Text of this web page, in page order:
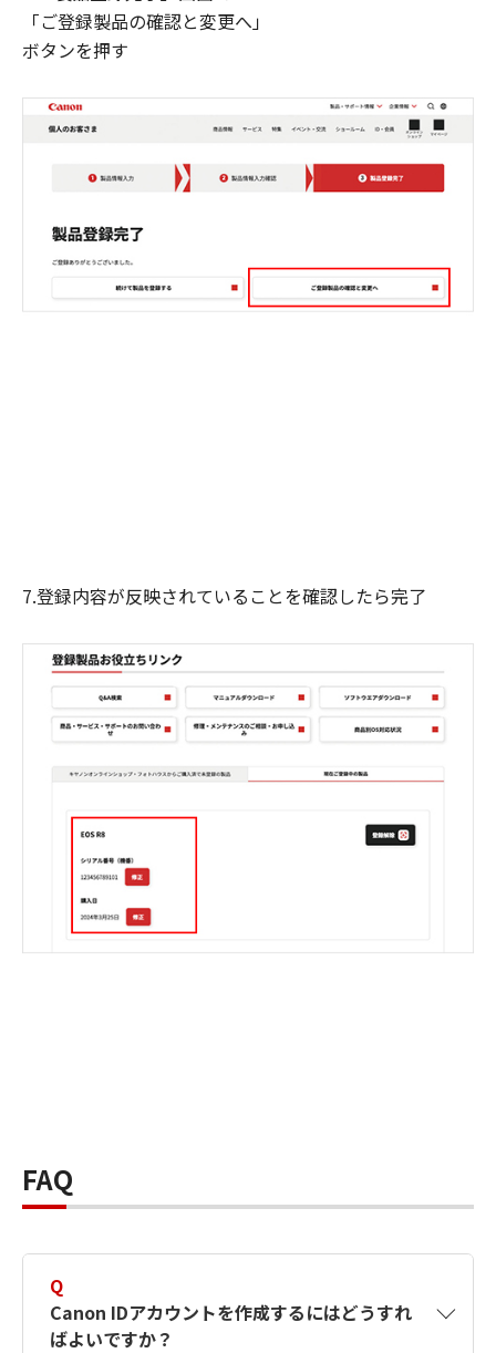
「ご登録製品の確認と変更へ」
ボタンを押す
7.登録内容が反映されていることを確認したら完了
FAQ
Q
Canon IDアカウントを作成するにはどうすれ
ばよいですか？